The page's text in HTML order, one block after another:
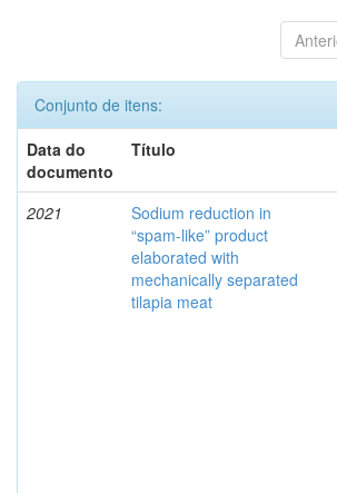
Conjunto de itens:
Data do
documento
Título
2021
Sodium reduction in
“spam-like” product
elaborated with
mechanically separated
tilapia meat